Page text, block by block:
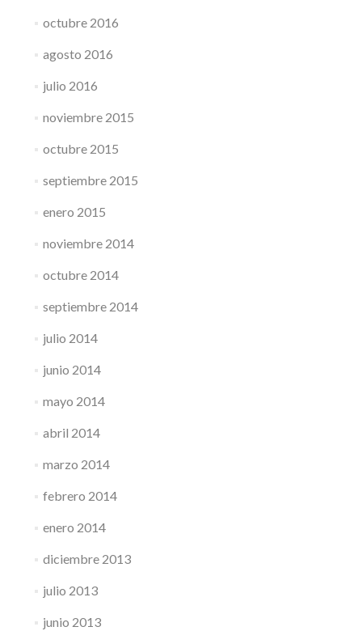
octubre 2016
agosto 2016
julio 2016
noviembre 2015
octubre 2015
septiembre 2015
enero 2015
noviembre 2014
octubre 2014
septiembre 2014
julio 2014
junio 2014
mayo 2014
abril 2014
marzo 2014
febrero 2014
enero 2014
diciembre 2013
julio 2013
junio 2013